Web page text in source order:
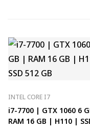
INTEL CORE I7
i7-7700 | GTX 1060 6
RAM 16 GB | H110 |